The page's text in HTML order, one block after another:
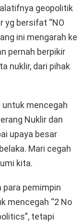
geopolitik
yg bersifat “NO
ini mengarah ke
pernah berpikir
nuklir, dari pihak
untuk mencegah
Nuklir dan
upaya besar
Mari cegah
kita.
para pemimpin
mencegah “2 No
tetapi